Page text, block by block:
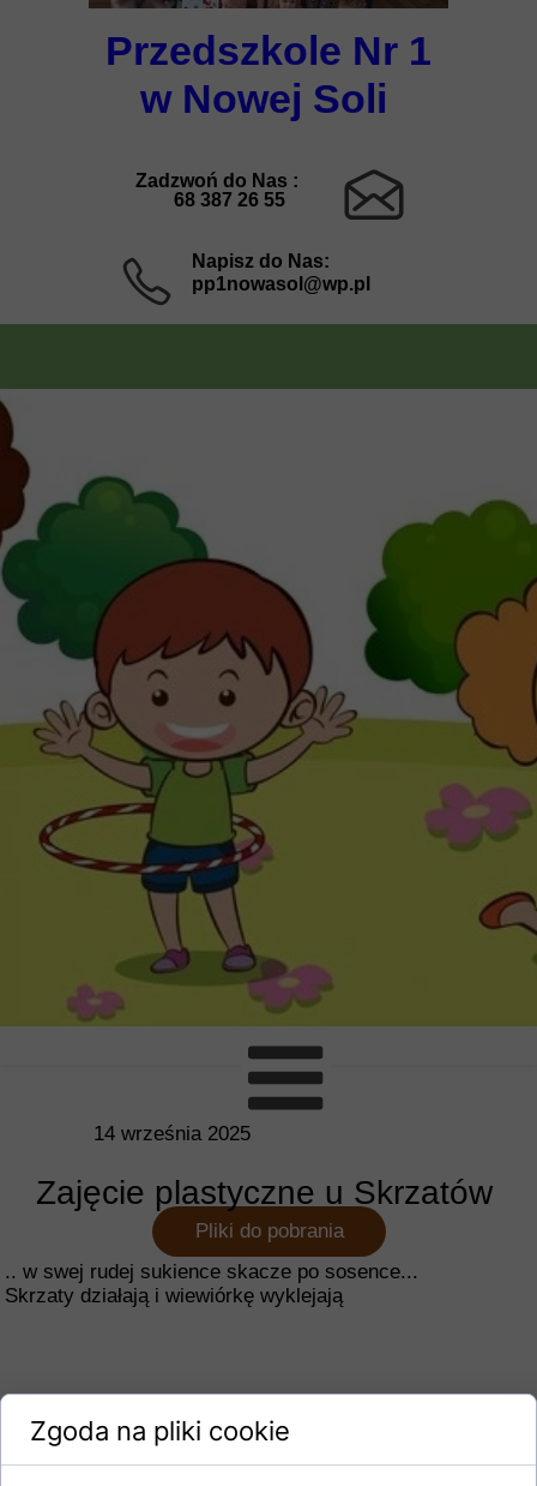
14 września 2025
Zajęcie plastyczne u Skrzatów
.. w swej rudej sukience skacze po sosence...
Skrzaty działają i wiewiórkę wyklejają
Pliki do pobrania
Napisz do Nas:
pp1nowasol@wp.pl
Zadzwoń do Nas :
68 387 26 55
Przedszkole Nr 1
w Nowej Soli
Zgoda na pliki cookie